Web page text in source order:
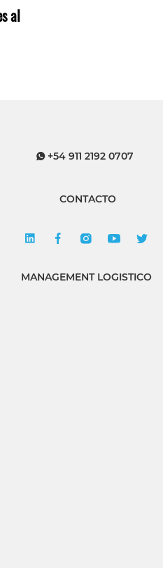
al
+54 911 2192 0707
CONTACTO
MANAGEMENT LOGISTICO